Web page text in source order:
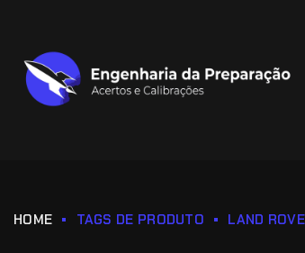
HOME TAGS DE PRODUTO LAND